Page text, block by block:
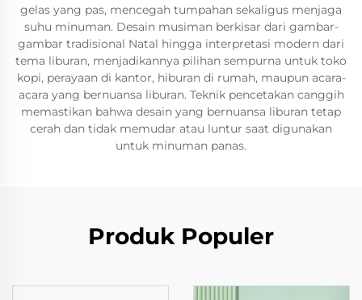
gelas yang pas, mencegah tumpahan sekaligus menjaga
suhu minuman. Desain musiman berkisar dari gambar-
gambar tradisional Natal hingga interpretasi modern dari
tema liburan, menjadikannya pilihan sempurna untuk toko
kopi, perayaan di kantor, hiburan di rumah, maupun acara-
acara yang bernuansa liburan. Teknik pencetakan canggih
memastikan bahwa desain yang bernuansa liburan tetap
cerah dan tidak memudar atau luntur saat digunakan
untuk minuman panas.
Produk Populer